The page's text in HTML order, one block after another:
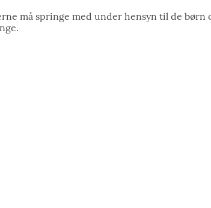
må springe med under hensyn til de børn